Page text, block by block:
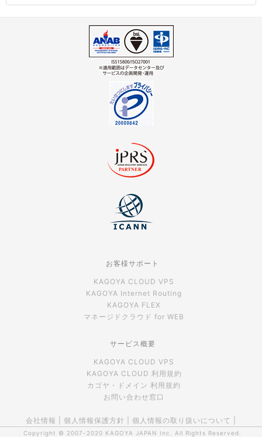
お客様サポート
KAGOYA CLOUD VPS
KAGOYA Internet Routing
KAGOYA FLEX
マネージドクラウド for WEB
サービス概要
KAGOYA CLOUD VPS
KAGOYA CLOUD 利用規約
カゴヤ・ドメイン 利用規約
お問い合わせ窓口
会社情報 個人情報保護方針 個人情報の取り扱いについて
Copyright © 2007-2020 KAGOYA JAPAN Inc. All Rights Reserved.